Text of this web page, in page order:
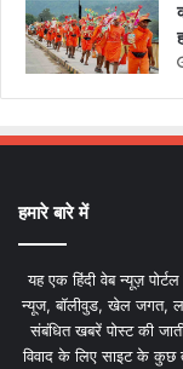
हमारे बारे में
यह एक हिंदी वेब न्यूज़
न्यूज, बॉलीवुड, खेल जगत,
संबंधित खबरें पोस्ट की
विवाद के लिए साइट के कुछ